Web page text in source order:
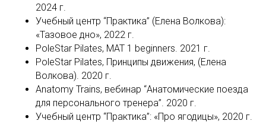
2024 г.
Учебный центр “Практика” (Елена Волкова):
«Тазовое дно», 2022 г.
PoleStar Pilates, МАТ 1 beginners. 2021 г.
PoleStar Pilates, Принципы движения, (Елена
Волкова). 2020 г.
Anatomy Trains, вебинар “Анатомические поезда
для персонального тренера”. 2020 г.
Учебный центр “Практика”: «Про ягодицы», 2020 г.